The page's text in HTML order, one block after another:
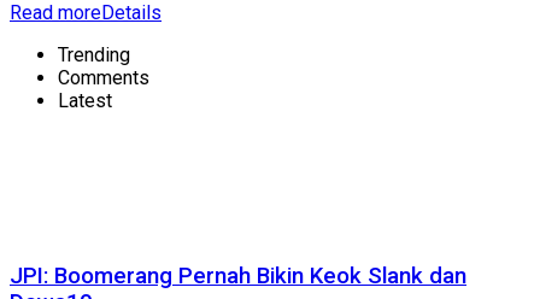
Read moreDetails
Trending
Comments
Latest
JPI: Boomerang Pernah Bikin Keok Slank dan